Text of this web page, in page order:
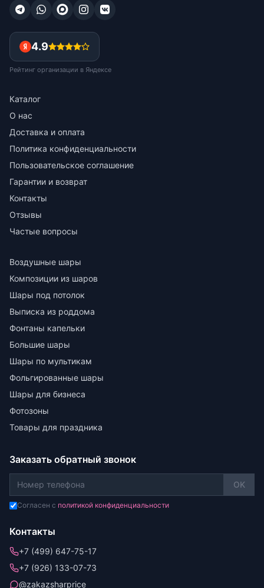
4.9
Рейтинг организации в Яндексе
Каталог
О нас
Доставка и оплата
Политика конфиденциальности
Пользовательское соглашение
Гарантии и возврат
Контакты
Отзывы
Частые вопросы
Воздушные шары
Композиции из шаров
Шары под потолок
Выписка из роддома
Фонтаны капельки
Большие шары
Шары по мультикам
Фольгированные шары
Шары для бизнеса
Фотозоны
Товары для праздника
Заказать обратный звонок
OK
Согласен с политикой конфиденциальности
Контакты
+7 (499) 647-75-17
+7 (926) 133-07-73
@zakazsharprice